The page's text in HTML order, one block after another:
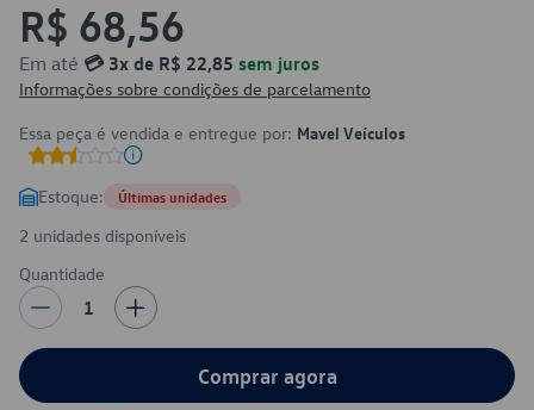
R$ 68,56
Em até 💳 3x de R$ 22,85 sem juros
Informações sobre condições de parcelamento
Essa peça é vendida e entregue por: Mavel Veículos
Estoque: Últimas unidades
2 unidades disponíveis
Quantidade
1
Comprar agora